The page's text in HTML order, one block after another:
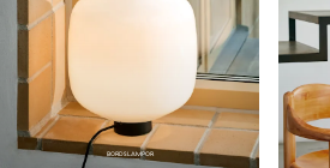
BORDSLAMPOR